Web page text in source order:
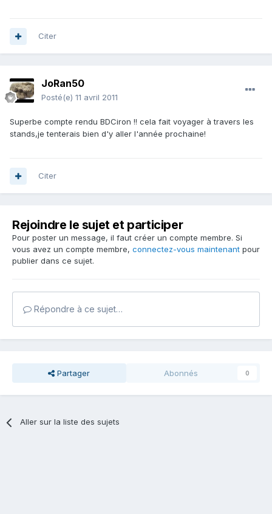
Citer
JoRan50
Posté(e) 11 avril 2011
Superbe compte rendu BDCiron !! cela fait voyager à travers les
stands,je tenterais bien d'y aller l'année prochaine!
Citer
Rejoindre le sujet et participer
Pour poster un message, il faut créer un compte membre. Si
vous avez un compte membre, connectez-vous maintenant pour
publier dans ce sujet.
Répondre à ce sujet…
Partager Abonnés 0
Aller sur la liste des sujets